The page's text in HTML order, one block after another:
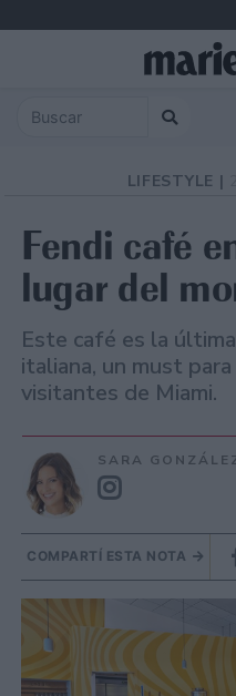
LIFESTYLE |
Fendi café
lugar del
Este café es la
italiana, un must
visitantes de Miami.
SARA
COMPARTÍ ESTA NOTA